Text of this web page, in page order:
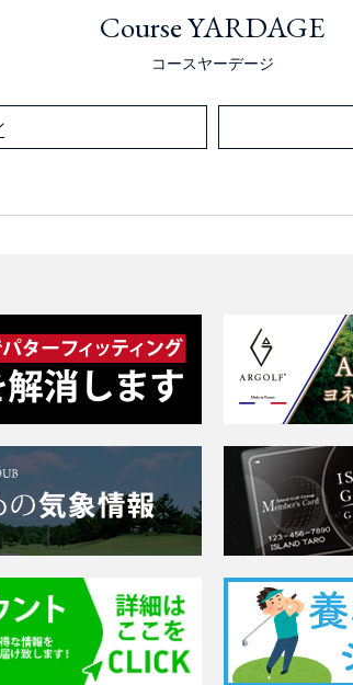
Course YARDAGE
コースヤーデージ